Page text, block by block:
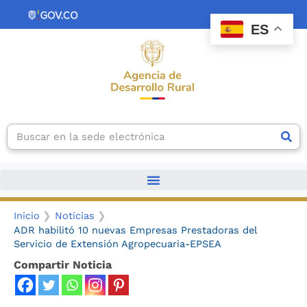
contenido
Search
Inicio
Noticias
ADR habilitó 10 nuevas Empresas Prestadoras del
Servicio de Extensión Agropecuaria-EPSEA
Compartir Noticia
ES